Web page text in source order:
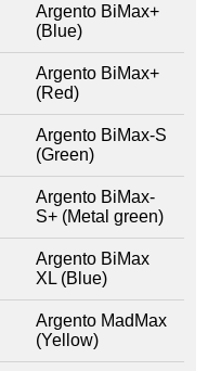
Argento BiMax+
(Blue)
Argento BiMax+
(Red)
Argento BiMax-S
(Green)
Argento BiMax-
S+ (Metal green)
Argento BiMax
XL (Blue)
Argento MadMax
(Yellow)